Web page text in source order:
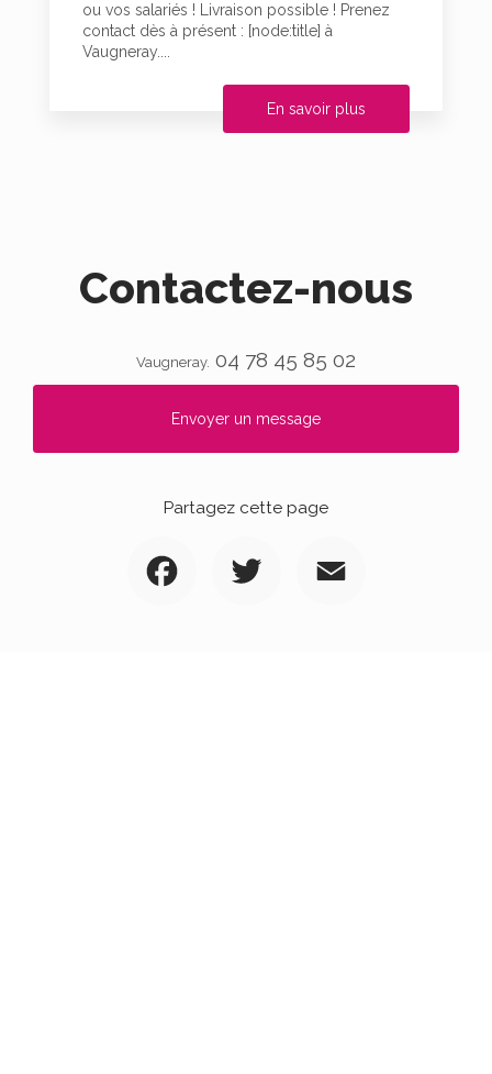
ou vos salariés ! Livraison possible ! Prenez
contact dès à présent : [node:title] à
Vaugneray....
En savoir plus
Contactez-nous
Vaugneray. 04 78 45 85 02
Envoyer un message
Partagez cette page